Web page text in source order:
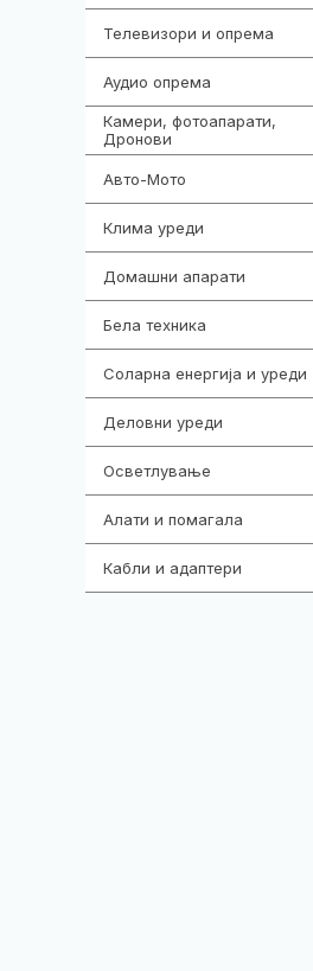
Телевизори и опрема
Аудио опрема
Камери, фотоапарати,
Дронови
Авто-Мото
Клима уреди
Домашни апарати
Бела техника
Соларна енергија и уреди
Деловни уреди
Осветлување
Алати и помагала
Кабли и адаптери